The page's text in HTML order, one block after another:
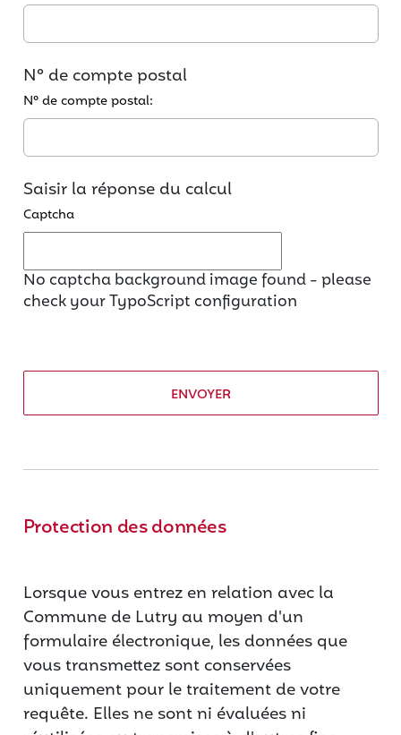
N° de compte postal
N° de compte postal:
Saisir la réponse du calcul
Captcha
No captcha background image found - please
check your TypoScript configuration
Protection des données
Lorsque vous entrez en relation avec la
Commune de Lutry au moyen d'un
formulaire électronique, les données que
vous transmettez sont conservées
uniquement pour le traitement de votre
requête. Elles ne sont ni évaluées ni